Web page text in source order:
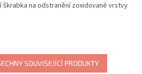
škrabka na odstranění zoxidované vrstvy
SOUVISEJÍCÍ PRODUKTY